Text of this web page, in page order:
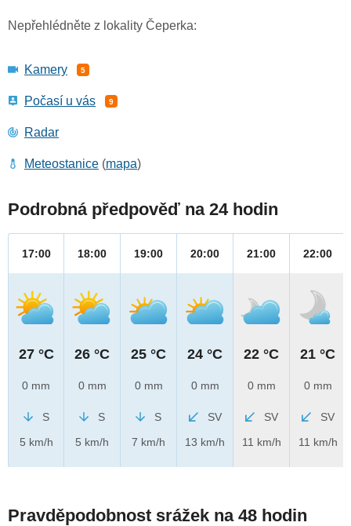
Nepřehlédněte z lokality Čeperka:
Kamery 5
Počasí u vás 9
Radar
Meteostanice (mapa)
Podrobná předpověď na 24 hodin
17:00
27 °C
0 mm
S
5 km/h
18:00
26 °C
0 mm
S
5 km/h
19:00
25 °C
0 mm
S
7 km/h
20:00
24 °C
0 mm
SV
13 km/h
21:00
22 °C
0 mm
SV
11 km/h
22:00
21 °C
0 mm
SV
11 km/h
Pravděpodobnost srážek na 48 hodin